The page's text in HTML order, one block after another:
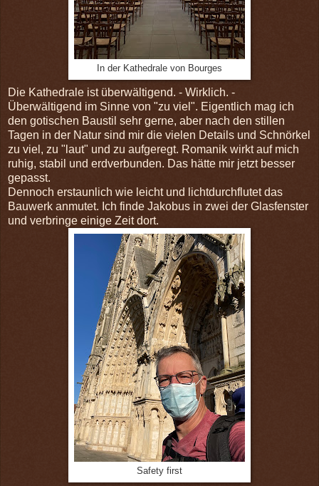
In der Kathedrale von Bourges
Die Kathedrale ist überwältigend. - Wirklich. -
Überwältigend im Sinne von "zu viel". Eigentlich mag ich
den gotischen Baustil sehr gerne, aber nach den stillen
Tagen in der Natur sind mir die vielen Details und Schnörkel
zu viel, zu "laut" und zu aufgeregt. Romanik wirkt auf mich
ruhig, stabil und erdverbunden. Das hätte mir jetzt besser
gepasst.
Dennoch erstaunlich wie leicht und lichtdurchflutet das
Bauwerk anmutet. Ich finde Jakobus in zwei der Glasfenster
und verbringe einige Zeit dort.
Safety first